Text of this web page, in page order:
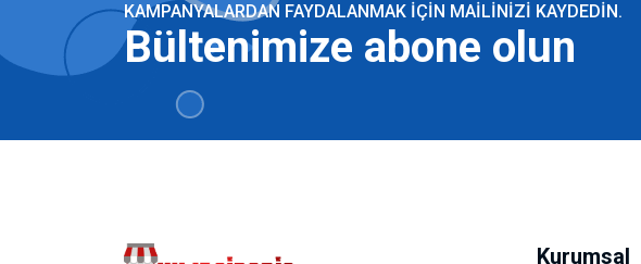
KAMPANYALARDAN FAYDALANMAK IÇIN MAILINIZI KAYDEDIN.
Bültenimize abone olun
Kurumsal